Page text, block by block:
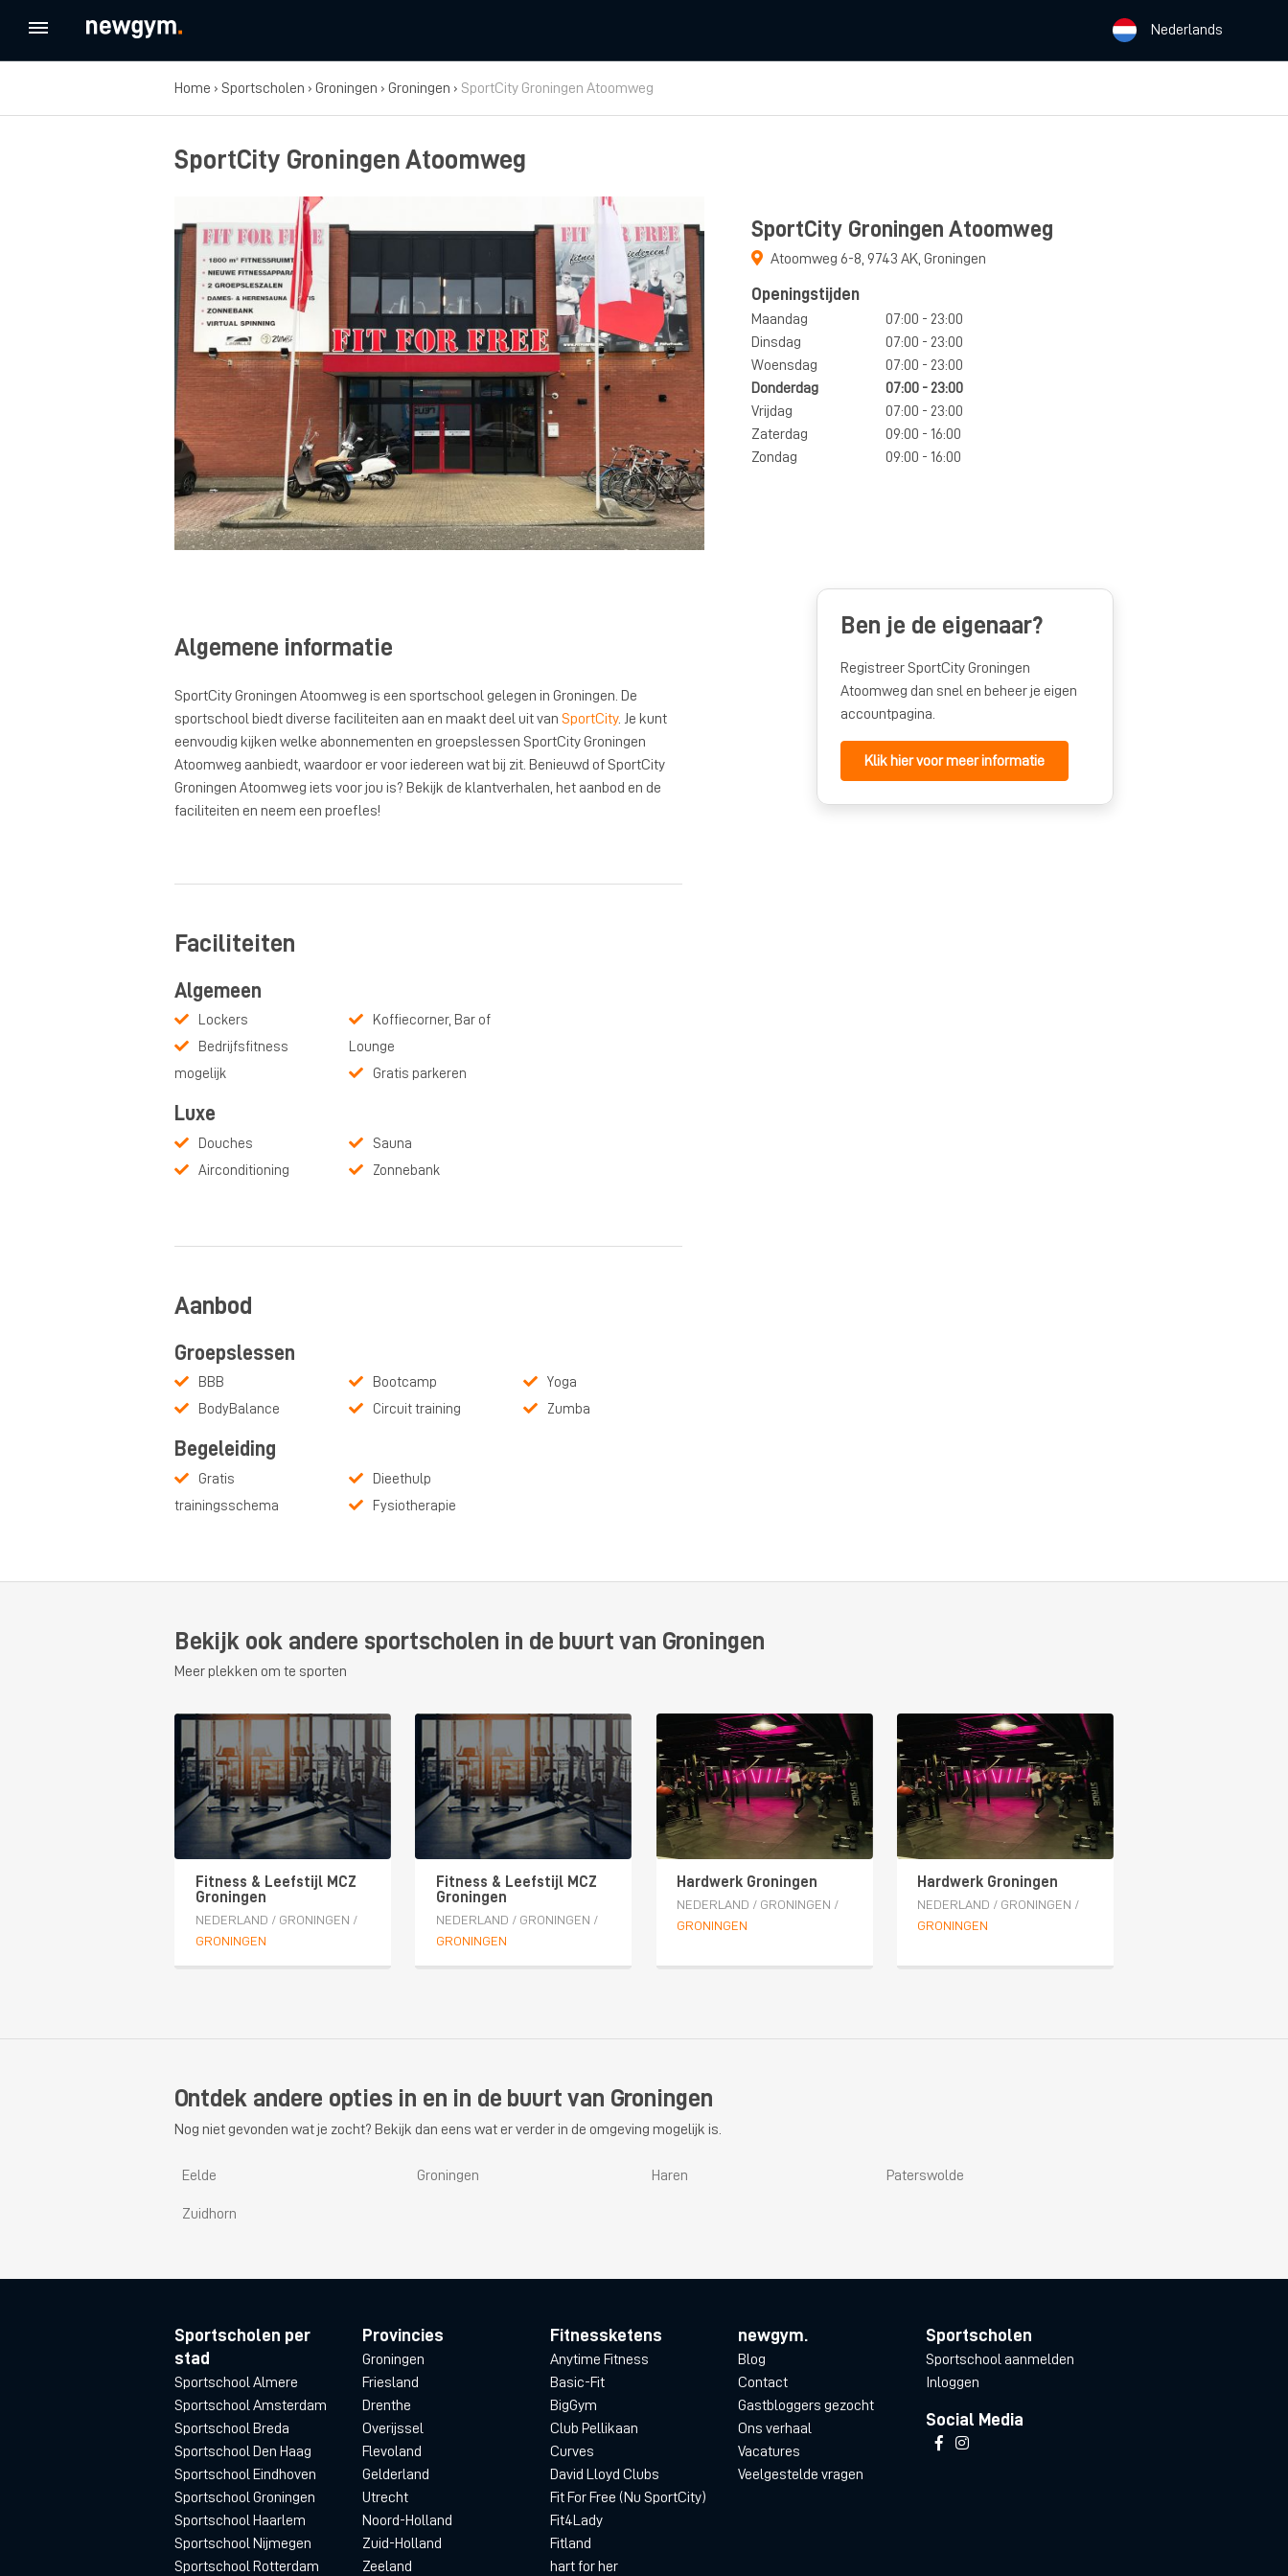
Nederlands
Home › Sportscholen › Groningen › Groningen › SportCity Groningen Atoomweg
SportCity Groningen Atoomweg
SportCity Groningen Atoomweg
Atoomweg 6-8 9743 AK Groningen
Openingstijden
Maandag
07:00 - 23:00
Dinsdag
07:00 - 23:00
Woensdag
07:00 - 23:00
Donderdag
07:00 - 23:00
Vrijdag
07:00 - 23:00
Zaterdag
09:00 - 16:00
Zondag
09:00 - 16:00
Algemene informatie
SportCity Groningen Atoomweg is een sportschool gelegen in Groningen. De
sportschool biedt diverse faciliteiten aan en maakt deel uit van SportCity. Je kunt
eenvoudig kijken welke abonnementen en groepslessen SportCity Groningen
Atoomweg aanbiedt, waardoor er voor iedereen wat bij zit. Benieuwd of SportCity
Groningen Atoomweg iets voor jou is? Bekijk de klantverhalen, het aanbod en de
faciliteiten en neem een proefles!
Faciliteiten
Algemeen
Lockers
Bedrijfsfitness
mogelijk
Koffiecorner, Bar of
Lounge
Gratis parkeren
Luxe
Douches
Airconditioning
Sauna
Zonnebank
Aanbod
Groepslessen
BBB
BodyBalance
Bootcamp
Circuit training
Yoga
Zumba
Begeleiding
Gratis
trainingsschema
Dieethulp
Fysiotherapie
Ben je de eigenaar?
Registreer SportCity Groningen
Atoomweg dan snel en beheer je eigen
accountpagina.
Klik hier voor meer informatie
Bekijk ook andere sportscholen in de buurt van Groningen
Meer plekken om te sporten
Fitness & Leefstijl MCZ
Groningen
NEDERLAND / GRONINGEN /
GRONINGEN
Fitness & Leefstijl MCZ
Groningen
NEDERLAND / GRONINGEN /
GRONINGEN
Hardwerk Groningen
NEDERLAND / GRONINGEN /
GRONINGEN
Hardwerk Groningen
NEDERLAND / GRONINGEN /
GRONINGEN
Ontdek andere opties in en in de buurt van Groningen
Nog niet gevonden wat je zocht? Bekijk dan eens wat er verder in de omgeving mogelijk is.
Eelde Groningen Haren Paterswolde
Zuidhorn
Sportscholen per
stad
Sportschool Almere
Sportschool Amsterdam
Sportschool Breda
Sportschool Den Haag
Sportschool Eindhoven
Sportschool Groningen
Sportschool Haarlem
Sportschool Nijmegen
Sportschool Rotterdam
Provincies
Groningen
Friesland
Drenthe
Overijssel
Flevoland
Gelderland
Utrecht
Noord-Holland
Zuid-Holland
Zeeland
Fitnessketens
Anytime Fitness
Basic-Fit
BigGym
Club Pellikaan
Curves
David Lloyd Clubs
Fit For Free (Nu SportCity)
Fit4Lady
Fitland
hart for her
newgym.
Blog
Contact
Gastbloggers gezocht
Ons verhaal
Vacatures
Veelgestelde vragen
Sportscholen
Sportschool aanmelden
Inloggen
Social Media